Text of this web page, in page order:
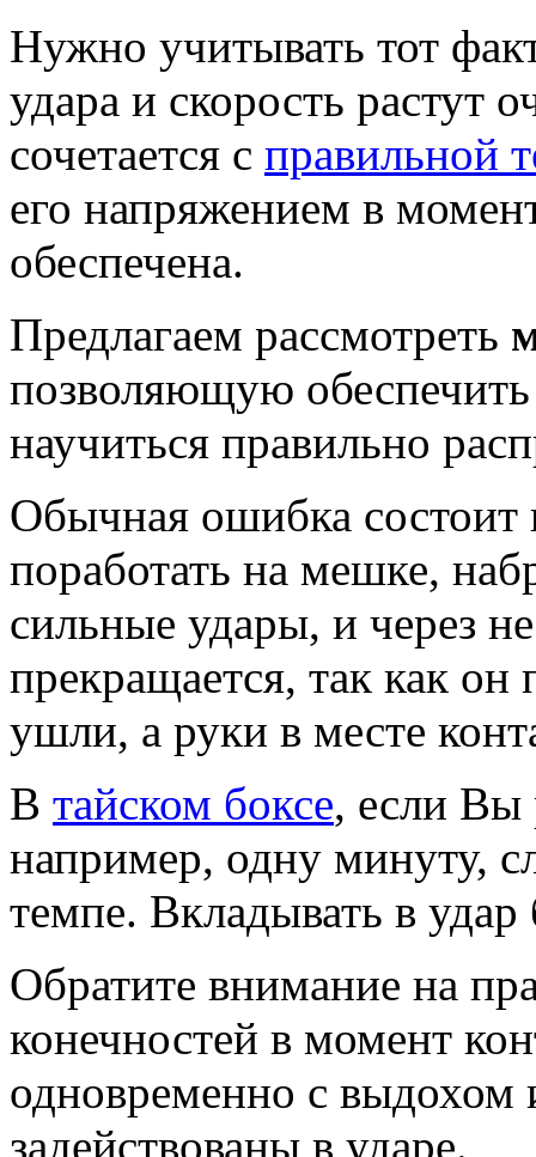
Нужно учитывать тот
удара и скорость растут
сочетается с правильной
его напряжением в
обеспечена.
Предлагаем рассмотреть
позволяющую обеспечить
научиться правильно
Обычная ошибка
поработать на мешке,
сильные удары, и через
прекращается, так как
ушли, а руки в месте
В тайском боксе, если Вы
например, одну минуту,
темпе. Вкладывать в
Обратите внимание на
конечностей в момент
одновременно с
задействованы в ударе.